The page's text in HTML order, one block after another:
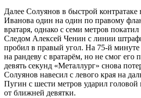
Далее Солуянов в быстрой
Иванова один на один по правому
вратаря, однако с семи метров
Следом Алексей Ченин с линии
пробил в правый угол. На 75-й
на рандеву с вратарём, но не смог его
девять секунд «Металлург» снова
Солуянов навесил с левого края на
Пугин с шести метров ударил головой
от ближней девятки.